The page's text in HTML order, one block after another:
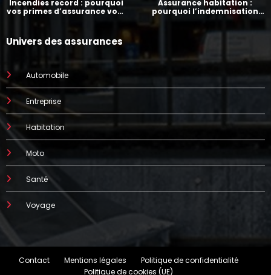
Incendies record : pourquoi
vos primes d’assurance vont
Assurance habitation :
pourquoi l’indemnisation
prend parfois 7 mois
Univers des assurances
Automobile
Entreprise
Habitation
Moto
Santé
Voyage
Contact Mentions légales
Politique de confidentialité
Politique de cookies (UE)